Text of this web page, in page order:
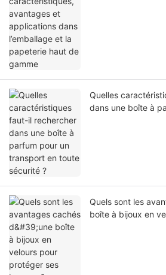
Quelles
dans une boîte à
Quels sont les
boîte à bijoux en